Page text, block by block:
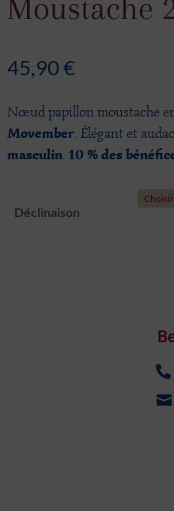
Moustache
45,90€
Nœud papillon moustache
Movember. Élégant et
masculin. 10 % des
Déclinaison